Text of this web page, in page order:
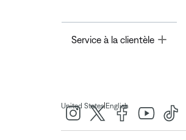
Service à la clientèle Toggle
United States| English